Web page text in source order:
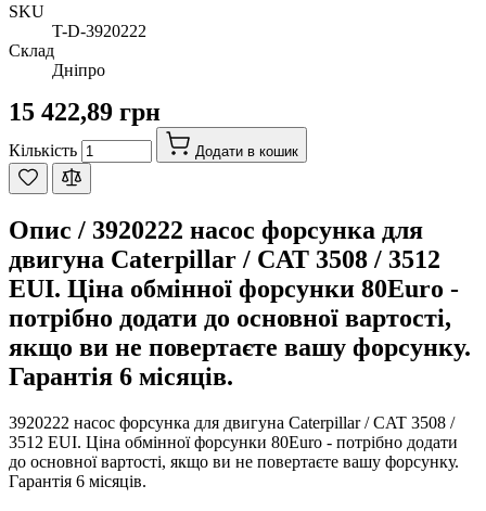
SKU
T-D-3920222
Склад
Дніпро
15 422,89 грн
Кількість Додати в кошик
Опис / 3920222 насос форсунка для
двигуна Caterpillar / CAT 3508 / 3512
EUI. Ціна обмінної форсунки 80Euro -
потрібно додати до основної вартості,
якщо ви не повертаєте вашу форсунку.
Гарантія 6 місяців.
3920222 насос форсунка для двигуна Caterpillar / CAT 3508 /
3512 EUI. Ціна обмінної форсунки 80Euro - потрібно додати
до основної вартості, якщо ви не повертаєте вашу форсунку.
Гарантія 6 місяців.